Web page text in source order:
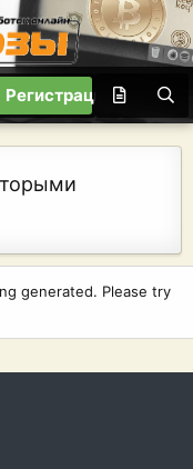
Регистрация
generated. Please try